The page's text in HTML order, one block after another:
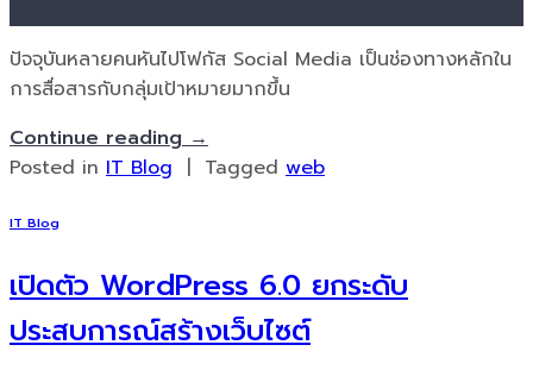
ปัจจุบันหลายคนหันไปโฟกัส Social Media เป็นช่องทางหลักใน
การสื่อสารกับกลุ่มเป้าหมายมากขึ้น
Continue reading→
Posted in IT Blog | Tagged web
IT Blog
เปิดตัว WordPress 6.0 ยกระดับ
ประสบการณ์สร้างเว็บไซต์